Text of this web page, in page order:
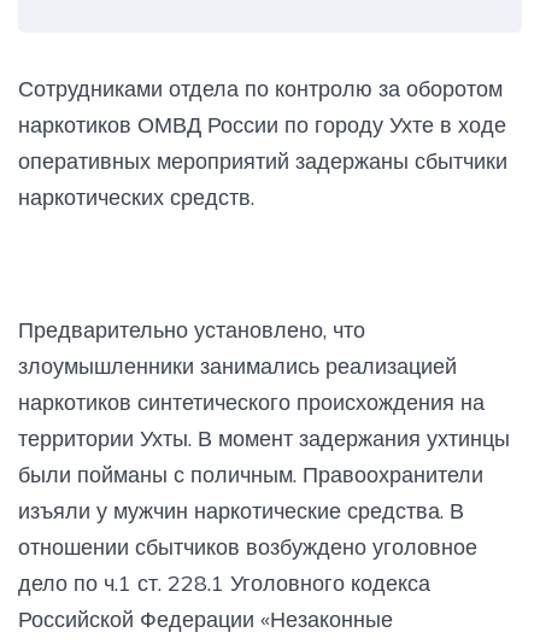
Сотрудниками отдела по контролю за оборотом
наркотиков ОМВД России по городу Ухте в ходе
оперативных мероприятий задержаны сбытчики
наркотических средств.
Предварительно установлено, что
злоумышленники занимались реализацией
наркотиков синтетического происхождения на
территории Ухты. В момент задержания ухтинцы
были пойманы с поличным. Правоохранители
изъяли у мужчин наркотические средства. В
отношении сбытчиков возбуждено уголовное
дело по ч.1 ст. 228.1 Уголовного кодекса
Российской Федерации «Незаконные